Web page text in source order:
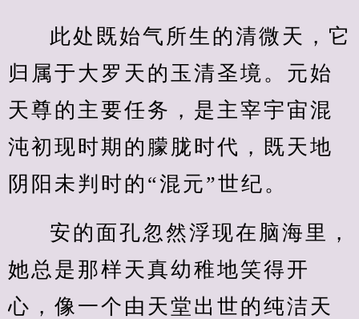
此处既始气所生的清微天，它
归属于大罗天的玉清圣境。元始
天尊的主要任务，是主宰宇宙混
沌初现时期的朦胧时代，既天地
阴阳未判时的“混元”世纪。
安的面孔忽然浮现在脑海里，
她总是那样天真幼稚地笑得开
心，像一个由天堂出世的纯洁天